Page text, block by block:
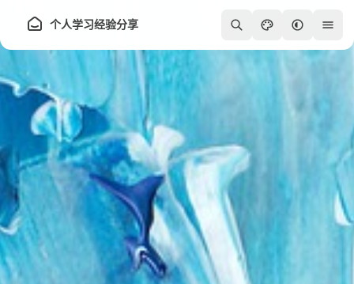
个人学习经验分享